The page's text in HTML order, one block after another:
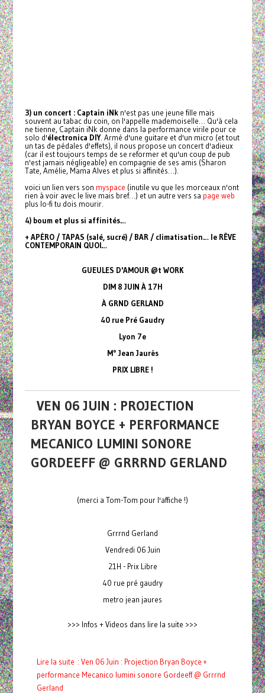
3) un concert : Captain iNkn'est pas une jeune fille mais
souvent au tabac du coin, on l'appelle mademoiselle… Qu'à cela
ne tienne, Captain iNk donne dans la performance virile pour ce
solo d'électronica DIY. Armé d'une guitare et d'un micro (et tout
un tas de pédales d'effets), il nous propose un concert d'adieux
(car il est toujours temps de se reformer et qu'un coup de pub
n'est jamais négligeable) en compagnie de ses amis (Sharon
Tate, Amélie, Mama Alves et plus si affinités…).
voici un lien vers son myspace (inutile vu que les morceaux n'ont
rien à voir avec le live mais bref…) et un autre vers sa page web
plus lo-fi tu dois mourir.
4) boum et plus si affinités…
+ APÉRO / TAPAS (salé, sucré) / BAR / climatisation… le RÊVE
CONTEMPORAIN QUOI…
GUEULES D'AMOUR @t WORK
DIM 8 JUIN À 17H
À GRND GERLAND
40 rue Pré Gaudry
Lyon 7e
M° Jean Jaurès
PRIX LIBRE !
VEN 06 JUIN : PROJECTION
BRYAN BOYCE + PERFORMANCE
MECANICO LUMINI SONORE
GORDEEFF @ GRRRND GERLAND
(merci a Tom-Tom pour l'affiche !)
Grrrnd Gerland
Vendredi 06 Juin
21H - Prix Libre
40 rue pré gaudry
metro jean jaures
>>> Infos + Videos dans lire la suite >>>
Lire la suite : Ven 06 Juin : Projection Bryan Boyce +
performance Mecanico lumini sonore Gordeeff @ Grrrnd
Gerland